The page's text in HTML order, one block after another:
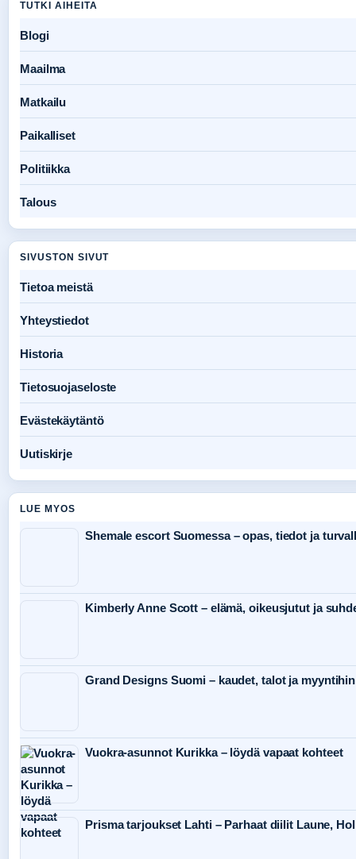
TUTKI AIHEITA
Blogi
Maailma
Matkailu
Paikalliset
Politiikka
Talous
SIVUSTON SIVUT
Tietoa meistä
Yhteystiedot
Historia
Tietosuojaseloste
Evästekäytäntö
Uutiskirje
LUE MYOS
Shemale escort Suomessa – opas, tiedot ja
Kimberly Anne Scott – elämä, oikeusjutut ja
Grand Designs Suomi – kaudet, talot ja
Vuokra-asunnot Kurikka – löydä vapaat kohteet
Prisma tarjoukset Lahti – Parhaat diilit Laune,